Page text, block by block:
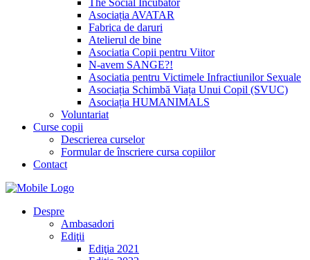
The Social Incubator
Asociația AVATAR
Fabrica de daruri
Atelierul de bine
Asociatia Copii pentru Viitor
N-avem SANGE?!
Asociatia pentru Victimele Infractiunilor Sexuale
Asociația Schimbă Viața Unui Copil (SVUC)
Asociația HUMANIMALS
Voluntariat
Curse copii
Descrierea curselor
Formular de înscriere cursa copiilor
Contact
Despre
Ambasadori
Ediţii
Ediţia 2021